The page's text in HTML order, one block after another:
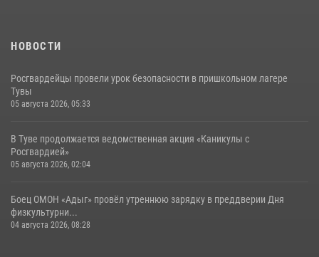
НОВОСТИ
Росгвардейцы провели урок безопасности в пришкольном лагере
Тувы
05 августа 2026, 05:33
В Туве продолжается ведомственная акция «Каникулы с
Росгвардией»
05 августа 2026, 02:04
Боец ОМОН «Адыг» провёл утреннюю зарядку в преддверии Дня
физкультурни...
04 августа 2026, 08:28